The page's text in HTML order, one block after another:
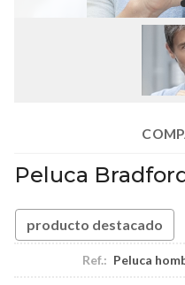
Peluca
producto destacado
Ref.: Peluca